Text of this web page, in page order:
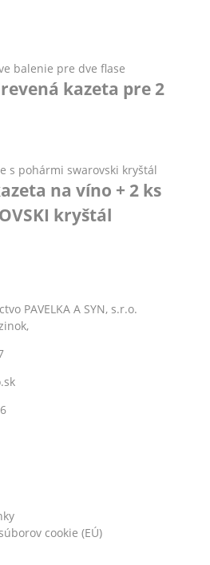
kazeta pre 2
na víno + 2 ks
kryštál
PAVELKA A SYN, s.r.o.
cookie (EÚ)